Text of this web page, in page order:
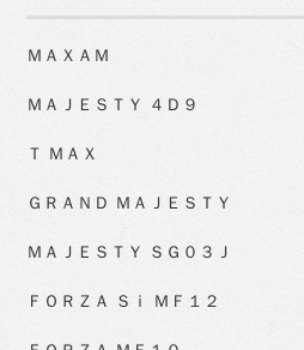
ＭＡＸＡＭ
ＭＡＪＥＳＴＹ ４Ｄ９
Ｔ ＭＡＸ
ＧＲＡＮＤ ＭＡＪＥＳＴＹ
ＭＡＪＥＳＴＹ ＳＧ０３Ｊ
ＦＯＲＺＡ Ｓｉ ＭＦ１２